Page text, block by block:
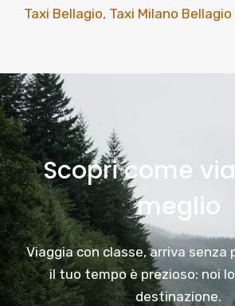
Taxi Bellagio, Taxi Milano Bellagio
Scopri come
meglio
Viaggia con classe, arriva senza
il tuo tempo è prezioso: noi
destinazione.